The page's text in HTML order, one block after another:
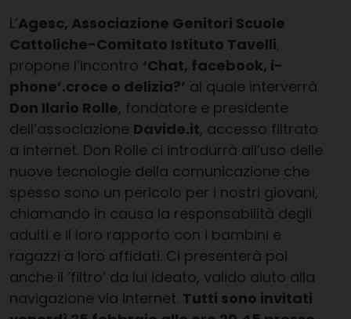
L’Agesc, Associazione Genitori Scuole
Cattoliche-Comitato Istituto Tavelli,
propone l’incontro ‘Chat, facebook, i-
phone’.croce o delizia?’ al quale interverrà
Don Ilario Rolle, fondatore e presidente
dell’associazione Davide.it, accesso filtrato
a internet. Don Rolle ci introdurrà all’uso delle
nuove tecnologie della comunicazione che
spesso sono un pericolo per i nostri giovani,
chiamando in causa la responsabilità degli
adulti e il loro rapporto con i bambini e
ragazzi a loro affidati. Ci presenterà poi
anche il ‘filtro’ da lui ideato, valido aiuto alla
navigazione via internet. Tutti sono invitati